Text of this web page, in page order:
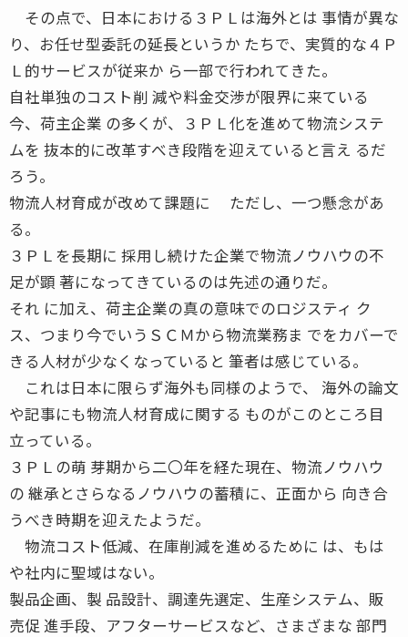
その点で、日本における３ＰＬは海外とは 事情が異な
り、お任せ型委託の延長というか たちで、実質的な４Ｐ
Ｌ的サービスが従来か ら一部で行われてきた。
自社単独のコスト削 減や料金交渉が限界に来ている
今、荷主企業 の多くが、３ＰＬ化を進めて物流システ
ムを 抜本的に改革すべき段階を迎えていると言え るだ
ろう。
物流人材育成が改めて課題に ただし、一つ懸念があ
る。
３ＰＬを長期に 採用し続けた企業で物流ノウハウの不
足が顕 著になってきているのは先述の通りだ。
それ に加え、荷主企業の真の意味でのロジスティ ク
ス、つまり今でいうＳＣＭから物流業務ま でをカバーで
きる人材が少なくなっていると 筆者は感じている。
これは日本に限らず海外も同様のようで、 海外の論文
や記事にも物流人材育成に関する ものがこのところ目
立っている。
３ＰＬの萌 芽期から二〇年を経た現在、物流ノウハウ
の 継承とさらなるノウハウの蓄積に、正面から 向き合
うべき時期を迎えたようだ。
物流コスト低減、在庫削減を進めるために は、もは
や社内に聖域はない。
製品企画、製 品設計、調達先選定、生産システム、販
売促 進手段、アフターサービスなど、さまざまな 部門